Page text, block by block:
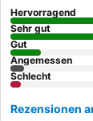
häufig als
ruhigeres
anzufragen.
Hervorragend
Sehr gut
Gut
Angemessen
Schlecht
Rezensionen